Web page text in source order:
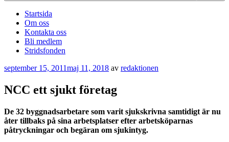
Startsida
Om oss
Kontakta oss
Bli medlem
Stridsfonden
Publicerat
september 15, 2011maj 11, 2018 av redaktionen
NCC ett sjukt företag
De 32 byggnadsarbetare som varit sjukskrivna samtidigt är nu
åter tillbaks på sina arbetsplatser efter arbetsköparnas
påtryckningar och begäran om sjukintyg.